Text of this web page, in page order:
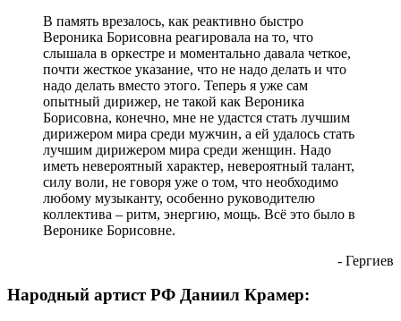
В память врезалось, как реактивно быстро
Вероника Борисовна реагировала на то, что
слышала в оркестре и моментально давала четкое,
почти жесткое указание, что не надо делать и что
надо делать вместо этого. Теперь я уже сам
опытный дирижер, не такой как Вероника
Борисовна, конечно, мне не удастся стать лучшим
дирижером мира среди мужчин, а ей удалось стать
лучшим дирижером мира среди женщин. Надо
иметь невероятный характер, невероятный талант,
силу воли, не говоря уже о том, что необходимо
любому музыканту, особенно руководителю
коллектива – ритм, энергию, мощь. Всё это было в
Веронике Борисовне.
- Гергиев
Народный артист РФ Даниил Крамер: